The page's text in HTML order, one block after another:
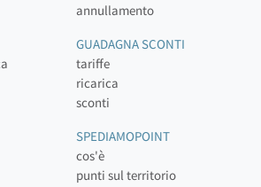
annullamento
GUADAGNA SCONTI
tariffe
ricarica
sconti
SPEDIAMOPOINT
cos'è
punti sul territorio